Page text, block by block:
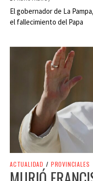
El gobernador de La
el fallecimiento del Papa
ACTUALIDAD / PROVINCIALES